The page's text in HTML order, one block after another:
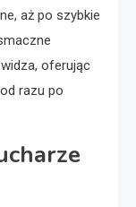
aż po szybkie
oferując
razu po